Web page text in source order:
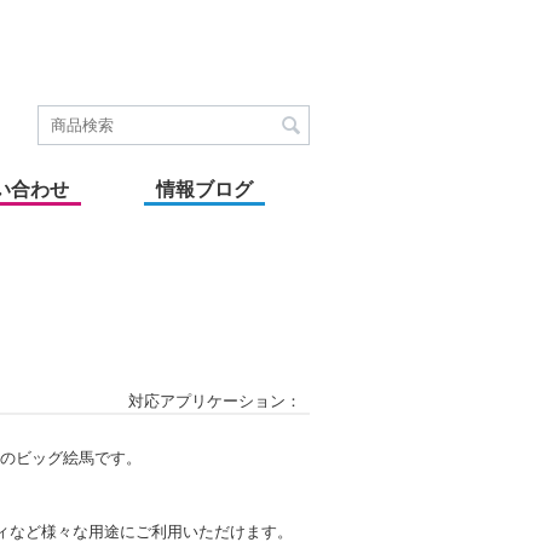
合わせ 情報ブログ
対応アプリケーション：
ビッグ絵馬です。
ど様々な用途にご利用いただけます。